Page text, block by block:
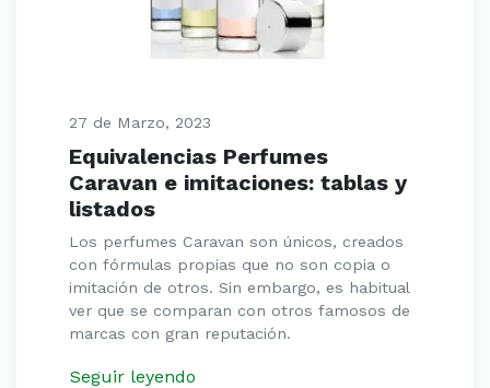
27 de Marzo, 2023
Equivalencias Perfumes
Caravan e imitaciones: tablas y
listados
Los perfumes Caravan son únicos, creados
con fórmulas propias que no son copia o
imitación de otros. Sin embargo, es habitual
ver que se comparan con otros famosos de
marcas con gran reputación.
Seguir leyendo